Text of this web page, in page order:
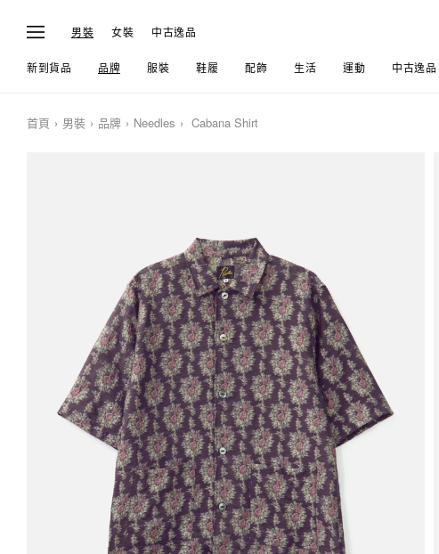
男裝 女裝 中古逸品
新到貨品 品牌 服裝 鞋履 配飾 生活 運動 中古逸品
首頁 男裝 品牌 Needles Cabana Shirt